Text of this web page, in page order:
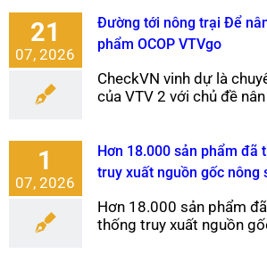
21
07, 2026
Đường tới nông trại Để
phẩm OCOP VTVgo
CheckVN vinh dự là
của VTV 2 với chủ đề nân
1
07, 2026
Hơn 18.000 sản phẩm đã
truy xuất nguồn gốc nông
Hơn 18.000 sản phẩm
thống truy xuất nguồn